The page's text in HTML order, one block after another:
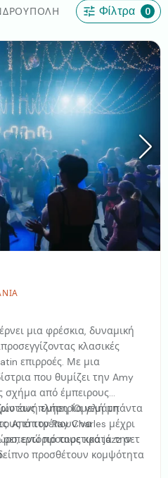
Φίλτρα 0
μια φρέσκια, δυναμική
κλασικές
επιρροές. Με μια
που θυμίζει την Amy
σχήμα από έμπειρους
εμπειρία γεμάτη
Από τον Ray Charles μέχρι
τους κρατά την
έως πλήρη 10μελή μπάντα
επιτρέπουν να
ενώ προαιρετικά jazz σετ
προσθέτουν κομψότητα